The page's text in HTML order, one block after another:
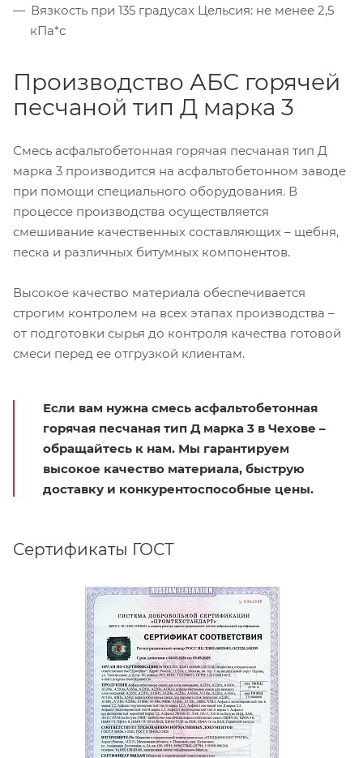
Вязкость при 135 градусах Цельсия: не менее 2,5
кПа*с
Производство АБС горячей
песчаной тип Д марка 3
Смесь асфальтобетонная горячая песчаная тип Д
марка 3 производится на асфальтобетонном заводе
при помощи специального оборудования. В
процессе производства осуществляется
смешивание качественных составляющих – щебня,
песка и различных битумных компонентов.
Высокое качество материала обеспечивается
строгим контролем на всех этапах производства –
от подготовки сырья до контроля качества готовой
смеси перед ее отгрузкой клиентам.
Если вам нужна смесь асфальтобетонная
горячая песчаная тип Д марка 3 в Чехове –
обращайтесь к нам. Мы гарантируем
высокое качество материала, быструю
доставку и конкурентоспособные цены.
Сертификаты ГОСТ